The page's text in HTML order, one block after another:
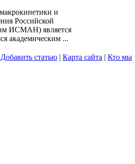
и
Российской
ИСМАН) является
академическим ...
Добавить статью | Карта сайта | Кто мы